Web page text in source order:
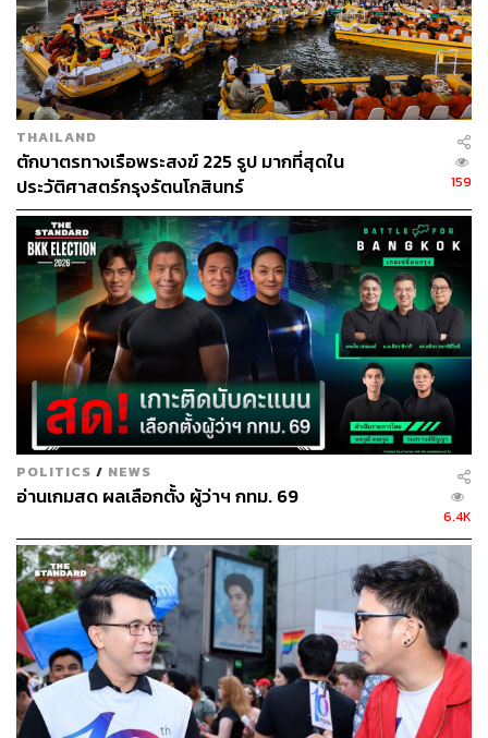
พรรคไทยสร้างไทยจึงเตรียมศึกษาเรื่องการสร้างเขื่อนกั้น
อ่าวไทย โดยหยิบยกกรณีศึกษา Delta Works ใน
เนเธอร์แลนด์มาศึกษาอย่างจริงจัง เพื่อไม่ให้กระทบเศรษฐกิจ
ของประเทศและความเป็นอยู่ของพี่น้องชาวกรุงเทพฯ จึงต้อง
เร่งศึกษาตั้งแต่วันนี้
คุณหญิงสุดารัตน์ยังกล่าวถึงการุณ ซึ่งถือเป็นนักต่อสู้เพื่อ
ประชาธิปไตยจนถูกตั้งข้อหาก่อการร้าย จนถึงวันนี้ก็ยังต้อง
ต่อสู้ตามกระบวนการ นอกจากนี้ยังเป็นคนที่มีจิตวิญญาณรับ
ใช้พี่น้องชาวดอนเมืองมาอย่างยาวนาน เป็นคนที่ทุ่มเท
ทำงาน เรียกใช้ได้ทุกพื้นที่ทุกเวลา เป็นคนทำงานจริงจัง
จริงใจ ไม่เคยทอดทิ้งพี่น้องชาวดอนเมืองยามยากลำบาก
ตามสโลแกนที่ว่า ‘ดอนเมืองไม่ทิ้งกัน การุณไม่ทิ้งใคร’ จึง
มั่นใจว่าการุณจะสามารถปักธงในเขตดอนเมืองได้อีกครั้ง
และจะเป็นอีกหนึ่งกำลังของไทยสร้างไทยที่ช่วยกันสร้างทาง
รอดให้กับประเทศไทยได้
ด้าน น.อ. อนุดิษฐ์ประกาศลดค่าใช้จ่ายให้พี่น้องประชาชน
โดยเฉพาะค่าไฟฟ้าที่แพงแสนแพง หากเลือกไทยสร้างไทยให้
เป็นรัฐบาล ขอประกาศลดค่าไฟฟ้าทันทีให้เหลือไม่เกิน 3.5
บาทต่อหน่วย เรามั่นใจ เราพูดจริง ทำได้ เลือกไทยสร้างไทย
ค่าไฟถูกลงแน่
เพราะประเทศถูกปล้นค่าไฟฟ้าเพื่อไปสร้างความร่ำรวยให้
นายทุน ทำให้คนไทยต้องจ่ายค่าไฟแพงกว่าความเป็นจริง
โดยรัฐฯ เอื้อนายทุนโรงไฟฟ้า ทำสัญญาผลิตไฟล่วงหน้าเกิน
จำเป็น สูงถึง 53,000 กิโลวัตต์ชั่วโมง แต่ประชาชนใช้ไฟฟ้า
จริงๆ ไม่เคยเกิน 33,000 กิโลวัตต์ชั่วโมง
THAILAND
ตักบาตรทางเรือพระสงฆ์ 225 รูป มากที่สุดใน
ประวัติศาสตร์กรุงรัตนโกสินทร์
159
POLITICS / NEWS
อ่านเกมสด ผลเลือกตั้ง ผู้ว่าฯ กทม. 69
6.4K